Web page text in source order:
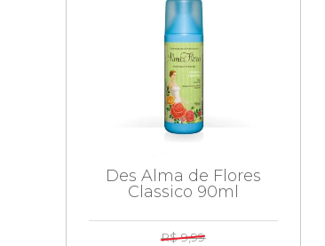
Des Alma de Flores
Classico 90ml
R$ 9,99